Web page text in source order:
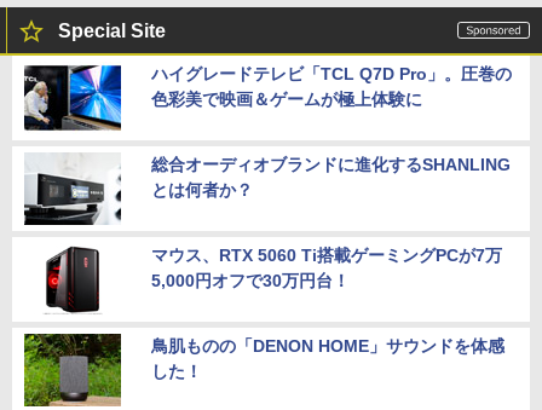
Special Site
ハイグレードテレビ「TCL Q7D Pro」。圧巻の
色彩美で映画＆ゲームが極上体験に
総合オーディオブランドに進化するSHANLING
とは何者か？
マウス、RTX 5060 Ti搭載ゲーミングPCが7万
5,000円オフで30万円台！
鳥肌ものの「DENON HOME」サウンドを体感
した！